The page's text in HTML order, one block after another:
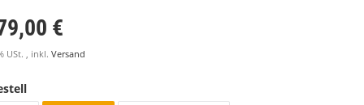
€
USt. , inkl. Versand